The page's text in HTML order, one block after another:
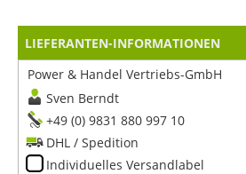
LIEFERANTEN-INFORMATIONEN
Power & Handel Vertriebs-GmbH
Sven Berndt
+49 (0) 9831 880 997 10
DHL / Spedition
Individuelles Versandlabel